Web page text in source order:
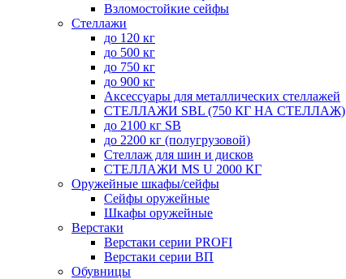
Взломостойкие сейфы
Стеллажи
до 120 кг
до 500 кг
до 750 кг
до 900 кг
Аксессуары для металлических стеллажей
СТЕЛЛАЖИ SBL (750 КГ НА СТЕЛЛАЖ)
до 2100 кг SB
до 2200 кг (полугрузовой)
Стеллаж для шин и дисков
СТЕЛЛАЖИ MS U 2000 КГ
Оружейные шкафы/сейфы
Сейфы оружейные
Шкафы оружейные
Верстаки
Верстаки серии PROFI
Верстаки серии ВП
Обувницы